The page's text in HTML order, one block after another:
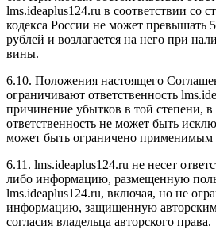
lms.ideaplus124.ru в соответствии со
кодекса России не может превышать
рублей и возлагается на него при
вины.
6.10. Положения настоящего
ограничивают ответственность l
причинение убытков в той степени, в
ответственность не может быть
может быть ограничено применимым
6.11. lms.ideaplus124.ru не несет
либо информацию, размещенную
lms.ideaplus124.ru, включая, но не
информацию, защищенную
согласия владельца авторского права.